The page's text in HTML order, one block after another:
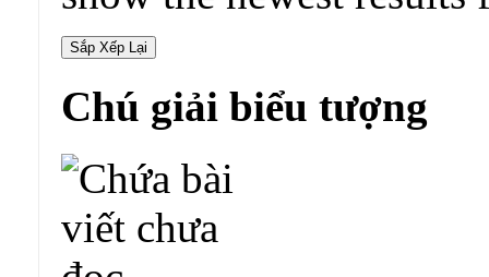
Chú giải biểu tượng